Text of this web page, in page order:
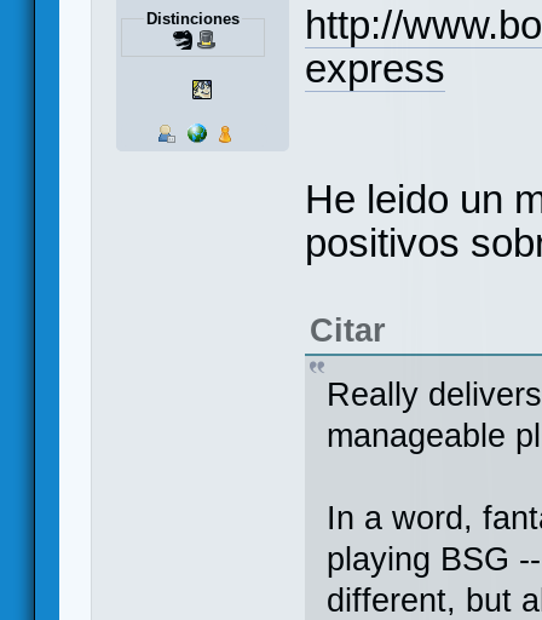
Distinciones
http://
express
He leido un
positivos
Citar
Really
manageable
In a word,
playing BSG
different, but